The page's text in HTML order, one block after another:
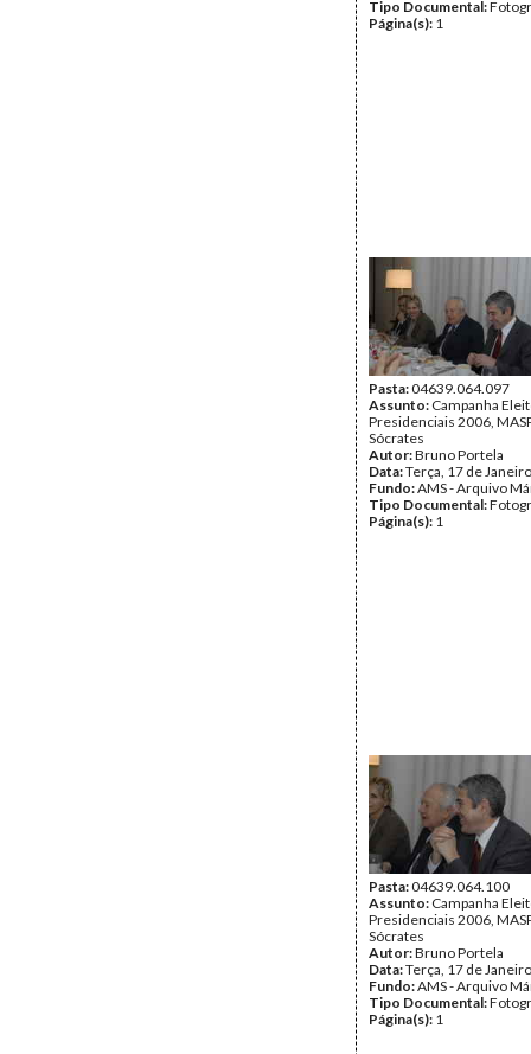
Tipo Documental:
Página(s): 1
Pasta:04639.064.097
Assunto: Campanha
Presidenciais 2006,
Sócrates
Autor:Bruno Portela
Data:Terça, 17 de
Fundo:AMS - Arquivo
Tipo Documental:
Página(s): 1
Pasta:04639.064.100
Assunto: Campanha
Presidenciais 2006,
Sócrates
Autor:Bruno Portela
Data:Terça, 17 de
Fundo:AMS - Arquivo
Tipo Documental:
Página(s): 1